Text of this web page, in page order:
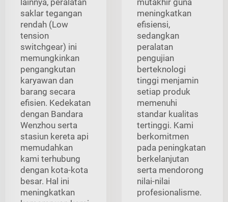
saklar tegangan
rendah (Low
tension
switchgear) ini
memungkinkan
pengangkutan
karyawan dan
barang secara
efisien. Kedekatan
dengan Bandara
Wenzhou serta
stasiun kereta api
memudahkan
kami terhubung
dengan kota-kota
besar. Hal ini
meningkatkan
meningkatkan
efisiensi,
sedangkan
peralatan
pengujian
berteknologi
tinggi menjamin
setiap produk
memenuhi
standar kualitas
tertinggi. Kami
berkomitmen
pada peningkatan
berkelanjutan
serta mendorong
nilai-nilai
profesionalisme.